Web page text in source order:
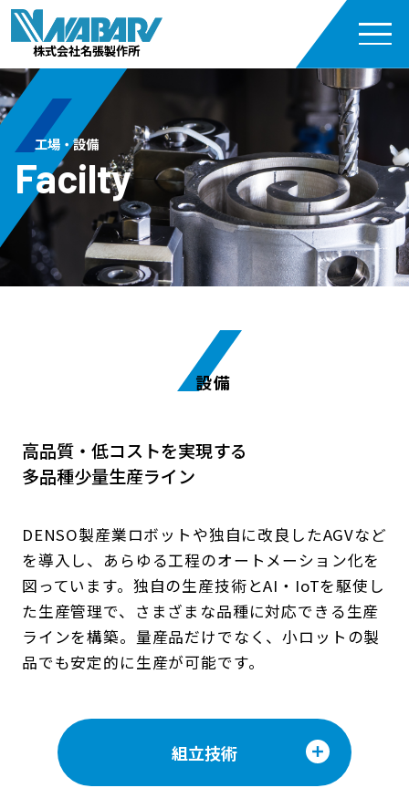
株式会社名張製作所
工場・設備
Facilty
設備
高品質・低コストを実現する
多品種少量生産ライン
DENSO製産業ロボットや独自に改良したAGVなど
を導入し、あらゆる工程のオートメーション化を
図っています。独自の生産技術とAI・IoTを駆使し
た生産管理で、さまざまな品種に対応できる生産
ラインを構築。量産品だけでなく、小ロットの製
品でも安定的に生産が可能です。
組立技術